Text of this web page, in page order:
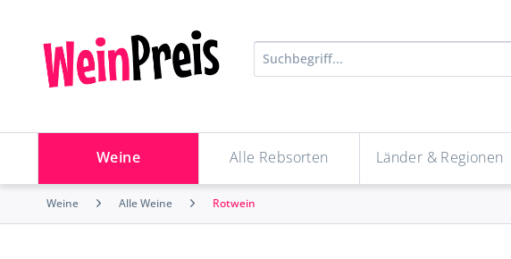
Weine Alle Rebsorten Länder & Regionen
Weine Alle Weine Rotwein